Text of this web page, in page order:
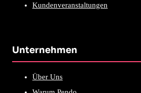
Kundenveranstaltungen
Unternehmen
Über Uns